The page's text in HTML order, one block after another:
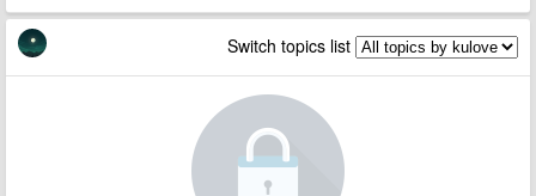
Switch topics list